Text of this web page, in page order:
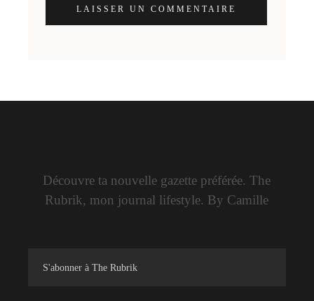
LAISSER UN COMMENTAIRE
Découvre ta nouvelle gazette préférée. The
Rubrik, mon journal lifestyle. By Camille